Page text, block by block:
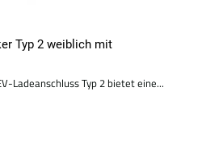
Typ 2 weiblich mit
Ladeanschluss Typ 2 bietet eine...